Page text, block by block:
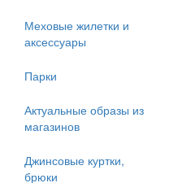
Меховые жилетки и
аксессуары
Парки
Актуальные образы из
магазинов
Джинсовые куртки,
брюки